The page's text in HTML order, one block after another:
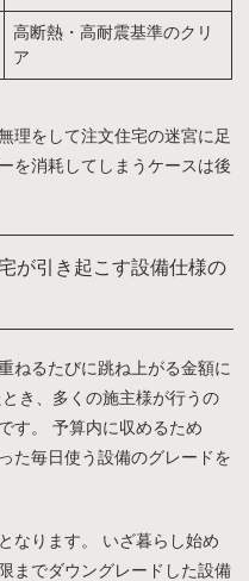
高断熱・高耐震基準のクリ
ア
理をして注文住宅の迷宮に足
を消耗してしまうケースは後
が引き起こす設備仕様の
ねるたびに跳ね上がる金額に
き、多くの施主様が行うの
す。 予算内に収めるため
た毎日使う設備のグレードを
なります。 いざ暮らし始め
までダウングレードした設備